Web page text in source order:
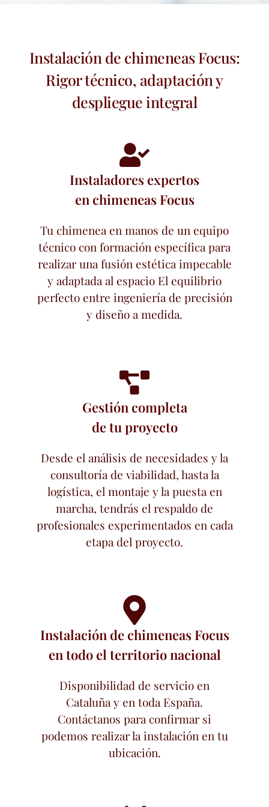
Instalación de chimeneas Focus:
Rigor técnico, adaptación y
despliegue integral
Instaladores expertos
en chimeneas Focus
Tu chimenea en manos de un equipo
técnico con formación específica para
realizar una fusión estética impecable
y adaptada al espacio El equilibrio
perfecto entre ingeniería de precisión
y diseño a medida.
Gestión completa
de tu proyecto
Desde el análisis de necesidades y la
consultoría de viabilidad, hasta la
logística, el montaje y la puesta en
marcha, tendrás el respaldo de
profesionales experimentados en cada
etapa del proyecto.
Instalación de chimeneas Focus
en todo el territorio nacional
Disponibilidad de servicio en
Cataluña y en toda España.
Contáctanos para confirmar si
podemos realizar la instalación en tu
ubicación.